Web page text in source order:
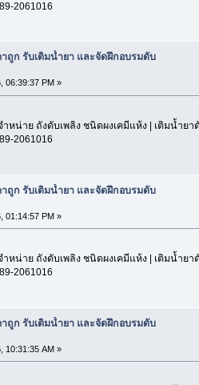
2061016
าถูก รับเติมน้ำยา และจัดฝึกอบรมดับ
06:39:37 PM »
หน่าย ถังดับเพลิง ชนิดผงเคมีแห้ง | เติมน้ำยา
2061016
ถูก รับเติมน้ำยา และจัดฝึกอบรมดับ
01:14:57 PM »
หน่าย ถังดับเพลิง ชนิดผงเคมีแห้ง | เติมน้ำยา
2061016
ถูก รับเติมน้ำยา และจัดฝึกอบรมดับ
10:31:35 AM »